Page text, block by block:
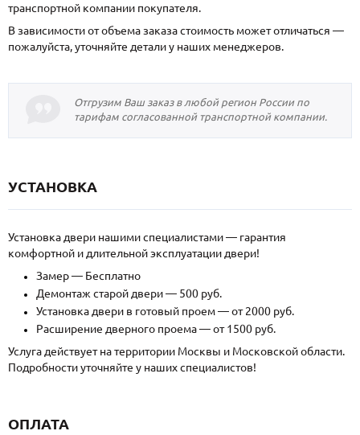
транспортной компании покупателя.
В зависимости от объема заказа стоимость может отличаться —
пожалуйста, уточняйте детали у наших менеджеров.
Отгрузим Ваш заказ в любой регион России по
тарифам согласованной транспортной компании.
УСТАНОВКА
Установка двери нашими специалистами — гарантия
комфортной и длительной эксплуатации двери!
Замер — Бесплатно
Демонтаж старой двери — 500 руб.
Установка двери в готовый проем — от 2000 руб.
Расширение дверного проема — от 1500 руб.
Услуга действует на территории Москвы и Московской области.
Подробности уточняйте у наших специалистов!
ОПЛАТА